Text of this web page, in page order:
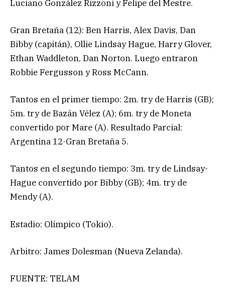
Luciano González Rizzoni y Felipe del Mestre.
Gran Bretaña (12): Ben Harris, Alex Davis, Dan
Bibby (capitán), Ollie Lindsay Hague, Harry Glover,
Ethan Waddleton, Dan Norton. Luego entraron
Robbie Fergusson y Ross McCann.
Tantos en el primer tiempo: 2m. try de Harris (GB);
5m. try de Bazán Vélez (A); 6m. try de Moneta
convertido por Mare (A). Resultado Parcial:
Argentina 12-Gran Bretaña 5.
Tantos en el segundo tiempo: 3m. try de Lindsay-
Hague convertido por Bibby (GB); 4m. try de
Mendy (A).
Estadio: Olímpico (Tokio).
Arbitro: James Dolesman (Nueva Zelanda).
FUENTE: TELAM